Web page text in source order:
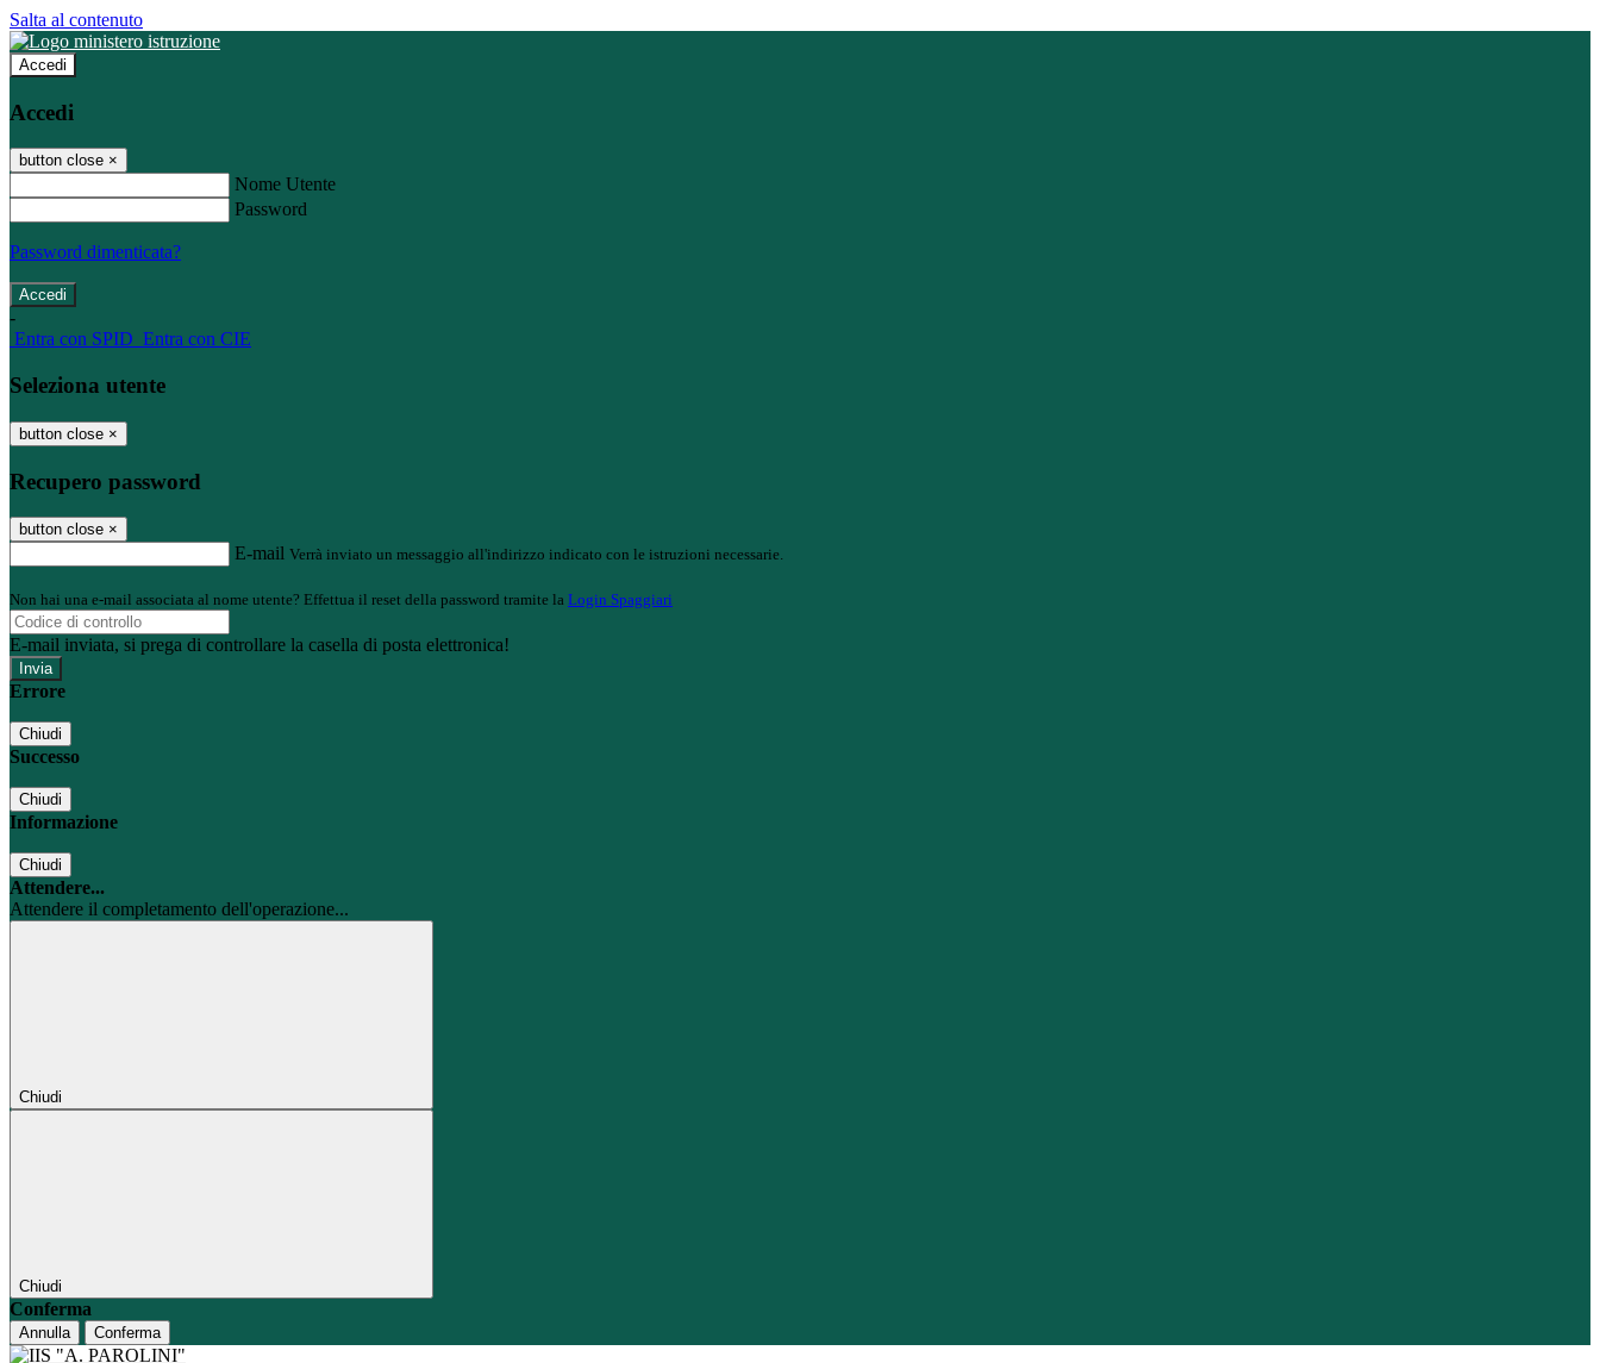
Salta al contenuto
Accedi
Accedi
button close ×
Nome Utente
Password
Password dimenticata?
-
Entra con SPID Entra con CIE
Seleziona utente
button close ×
Recupero password
button close ×
E-mail Verrà inviato un messaggio all'indirizzo indicato con le istruzioni necessarie.
Non hai una e-mail associata al nome utente? Effettua il reset della password tramite la Login Spaggiari
E-mail inviata, si prega di controllare la casella di posta elettronica!
Errore
Chiudi
Successo
Chiudi
Informazione
Chiudi
Attendere...
Attendere il completamento dell'operazione...
Chiudi
Chiudi
Conferma
Annulla Conferma